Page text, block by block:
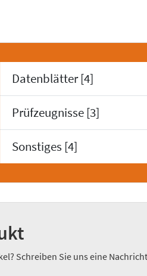
Datenblätter [4]
Prüfzeugnisse [3]
Sonstiges [4]
Schreiben Sie uns eine